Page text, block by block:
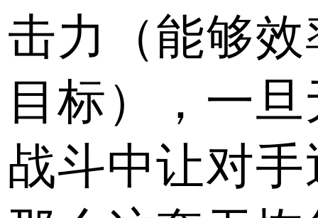
击力（能够
目标），一
战斗中让对